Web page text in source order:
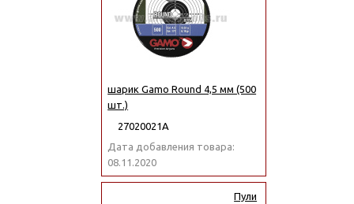
шарик Gamo Round 4,5 мм (500
шт.)
27020021А
Дата добавления товара:
08.11.2020
Пули